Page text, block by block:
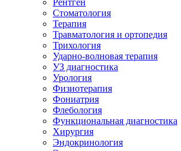
Рентген
Стоматология
Терапия
Травматология и ортопедия
Трихология
Ударно-волновая терапия
УЗ диагностика
Урология
Физиотерапия
Фониатрия
Флебология
Функциональная диагностика
Хирургия
Эндокринология